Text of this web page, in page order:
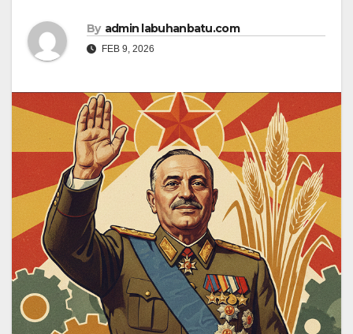
By admin labuhanbatu.com
FEB 9, 2026